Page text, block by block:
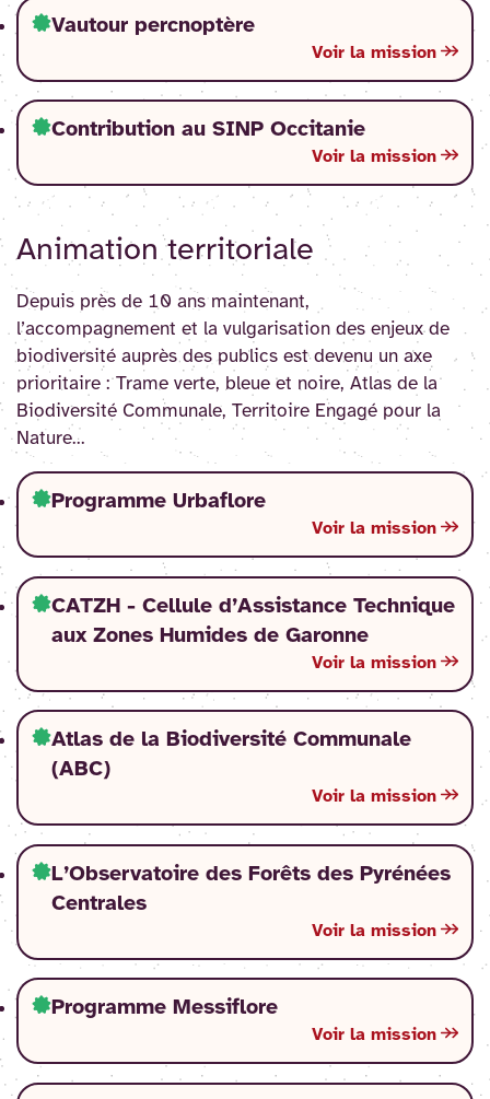
Vautour percnoptère
Voir la mission
Contribution au SINP Occitanie
Voir la mission
Animation territoriale
Depuis près de 10 ans maintenant,
l’accompagnement et la vulgarisation des enjeux de
biodiversité auprès des publics est devenu un axe
prioritaire : Trame verte, bleue et noire, Atlas de la
Biodiversité Communale, Territoire Engagé pour la
Nature...
Programme Urbaflore
Voir la mission
CATZH - Cellule d’Assistance Technique
aux Zones Humides de Garonne
Voir la mission
Atlas de la Biodiversité Communale
(ABC)
Voir la mission
L’Observatoire des Forêts des Pyrénées
Centrales
Voir la mission
Programme Messiflore
Voir la mission